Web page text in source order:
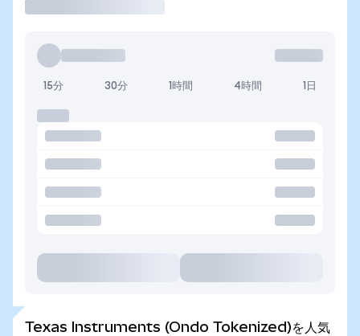
15分 30分 1時間 4時間 1日
Texas Instruments (Ondo Tokenized)を人気